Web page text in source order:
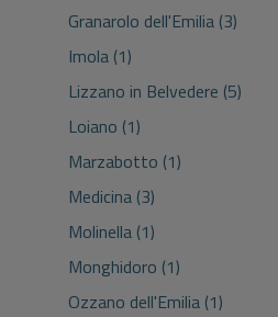
Granarolo dell'Emilia (3)
Imola (1)
Lizzano in Belvedere (5)
Loiano (1)
Marzabotto (1)
Medicina (3)
Molinella (1)
Monghidoro (1)
Ozzano dell'Emilia (1)